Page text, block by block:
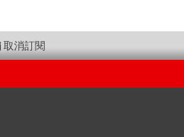
取消訂閱